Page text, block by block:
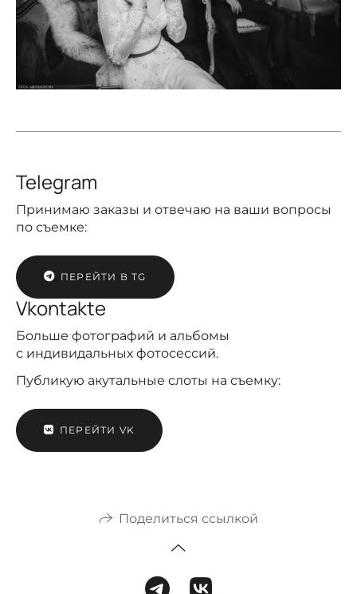
Telegram
Принимаю заказы и отвечаю на ваши вопросы
по съемке:
ПЕРЕЙТИ В TG
Vkontakte
Больше фотографий и альбомы
с индивидальных фотосессий.
Публикую акутальные слоты на съемку:
ПЕРЕЙТИ VK
Поделиться ссылкой